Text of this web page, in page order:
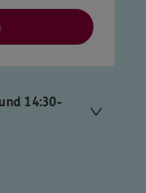
14:30-